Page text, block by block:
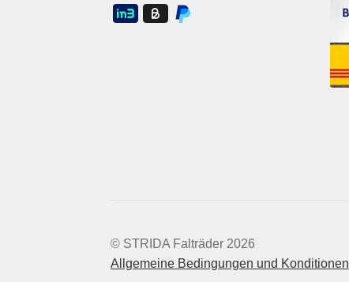
© STRIDA Falträder 2026
Allgemeine Bedingungen und Konditionen